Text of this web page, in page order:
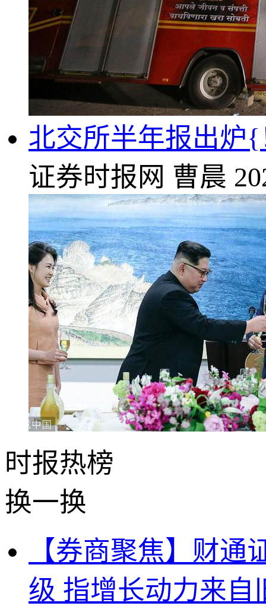
北交所半年报出炉
证券时报网 曹晨
时报热榜
换一换
【券商聚焦】财
级 指增长动力来自